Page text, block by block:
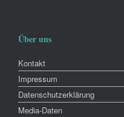
Über uns
Kontakt
Impressum
Datenschutzerklärung
Media-Daten